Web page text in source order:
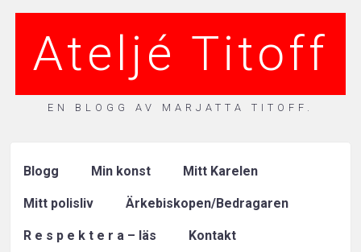
Ateljé Titoff
EN BLOGG AV MARJATTA TITOFF.
Blogg Min konst Mitt Karelen
Mitt polisliv Ärkebiskopen/Bedragaren
R e s p e k t e r a – läs Kontakt